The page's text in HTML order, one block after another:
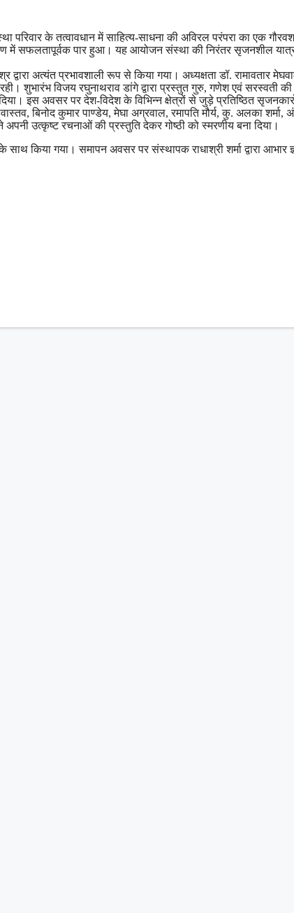
के तत्वावधान में साहित्य-साधना की अविरल परंपरा का एक
में सफलतापूर्वक पार हुआ। यह आयोजन संस्था की निरंतर सृजनशील
अत्यंत प्रभावशाली रूप से किया गया। अध्यक्षता डॉ. रामावतार
शुभारंभ विजय रघुनाथराव डांगे द्वारा प्रस्तुत गुरु, गणेश एवं सरस्वती की
इस अवसर पर देश-विदेश के विभिन्न क्षेत्रों से जुड़े प्रतिष्ठित
बिनोद कुमार पाण्डेय, मेघा अग्रवाल, रमापति मौर्य, कु. अलका शर्मा,
अपनी उत्कृष्ट रचनाओं की प्रस्तुति देकर गोष्ठी को स्मरणीय बना दिया।
किया गया। समापन अवसर पर संस्थापक राधाश्री शर्मा द्वारा आभार